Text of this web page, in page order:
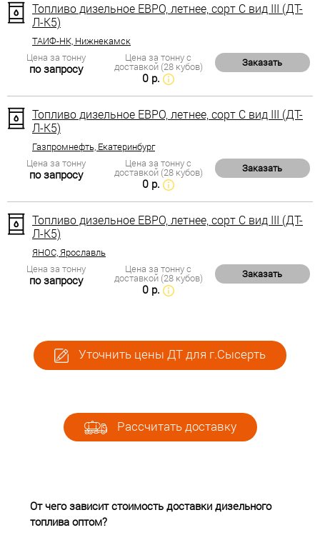
Топливо дизельное ЕВРО, летнее, сорт С вид III (ДТ-
Л-К5)
ТАИФ-НК, Нижнекамск
Цена за тонну
по запросу
Цена за тонну с
доставкой (28 кубов)
0 р.
Заказать
Топливо дизельное ЕВРО, летнее, сорт С вид III (ДТ-
Л-К5)
Газпромнефть, Екатеринбург
Цена за тонну
по запросу
Цена за тонну с
доставкой (28 кубов)
0 р.
Заказать
Топливо дизельное ЕВРО, летнее, сорт С вид III (ДТ-
Л-К5)
ЯНОС, Ярославль
Цена за тонну
по запросу
Цена за тонну с
доставкой (28 кубов)
0 р.
Заказать
Уточнить цены ДТ для г.Сысерть
Рассчитать доставку
От чего зависит стоимость доставки дизельного
топлива оптом?